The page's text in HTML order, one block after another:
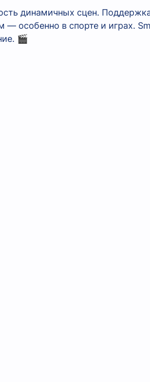
динамичных сцен.
— особенно в спорте и играх.
🎬